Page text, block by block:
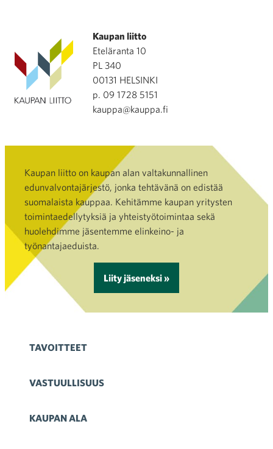
Kaupan liitto
Eteläranta 10
PL 340
00131 HELSINKI
p. 09 1728 5151
kauppa@kauppa.fi
Kaupan liitto on kaupan alan valtakunnallinen
edunvalvontajärjestö, jonka tehtävänä on edistää
suomalaista kauppaa. Kehitämme kaupan yritysten
toimintaedellytyksiä ja yhteistyötoimintaa sekä
huolehdimme jäsentemme elinkeino- ja
työnantajaeduista.
Liity jäseneksi »
TAVOITTEET
VASTUULLISUUS
KAUPAN ALA